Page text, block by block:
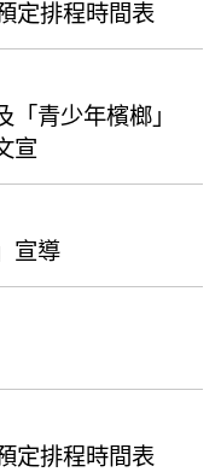
定排程時間表
青少年檳榔」
宣
宣導
定排程時間表